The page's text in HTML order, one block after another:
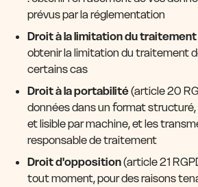
prévus par la réglementation
Droit à la limitation du traitement
obtenir la limitation du traitement
certains cas
Droit à la portabilité(article 20
données dans un format
et lisible par machine, et les
responsable de traitement
Droit d'opposition(article 21
tout moment, pour des raisons